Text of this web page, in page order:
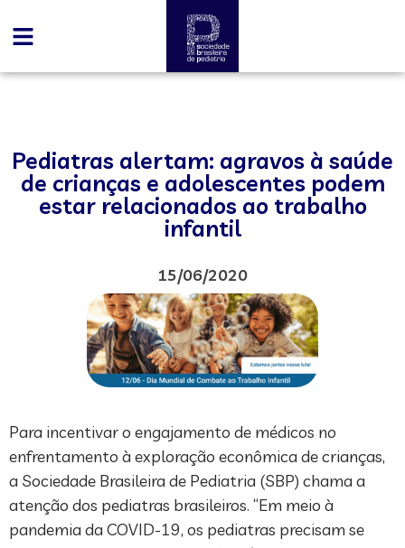
Pediatras alertam: agravos à saúde
de crianças e adolescentes podem
estar relacionados ao trabalho
infantil
15/06/2020
Para incentivar o engajamento de médicos no
enfrentamento à exploração econômica de crianças,
a Sociedade Brasileira de Pediatria (SBP) chama a
atenção dos pediatras brasileiros. “Em meio à
pandemia da COVID-19, os pediatras precisam se